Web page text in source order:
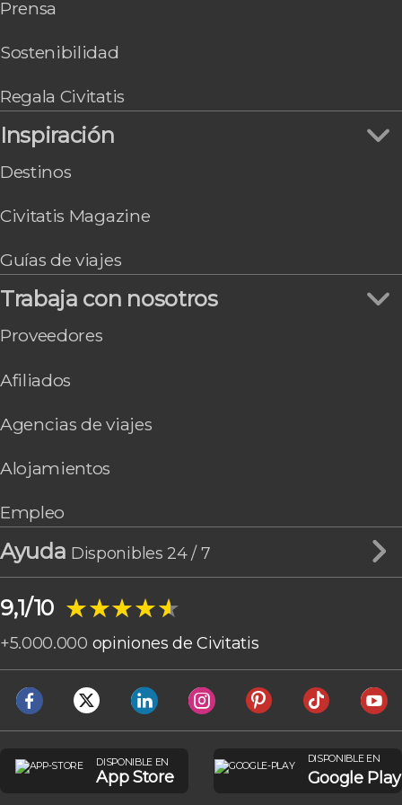
Málaga
Prensa
Sostenibilidad
Regala Civitatis
Inspiración
Destinos
Civitatis Magazine
Guías de viajes
Trabaja con nosotros
Proveedores
Afiliados
Agencias de viajes
Alojamientos
Empleo
Ayuda Disponibles 24 / 7
9,1/10 ★★★★★
★★★★★
+5.000.000 opiniones de Civitatis
DISPONIBLE EN
App Store
DISPONIBLE EN
Google Play